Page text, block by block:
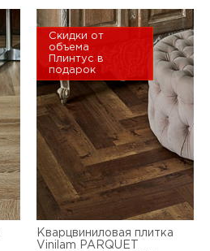
Скидки от
объема
Плинтус в
подарок
Кварцвиниловая плитка
Vinilam PARQUET